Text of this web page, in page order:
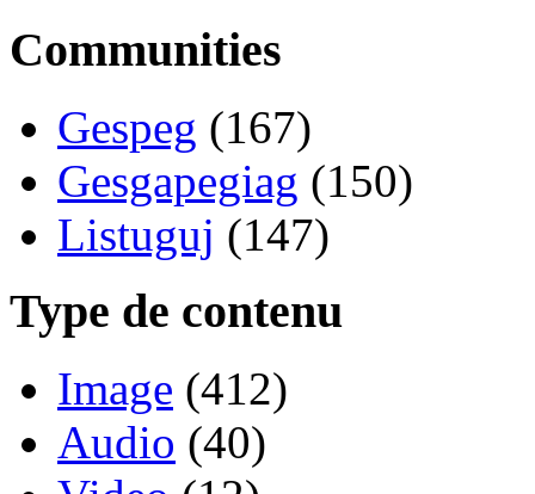
Communities
Gespeg (167)
Gesgapegiag (150)
Listuguj (147)
Type de contenu
Image (412)
Audio (40)